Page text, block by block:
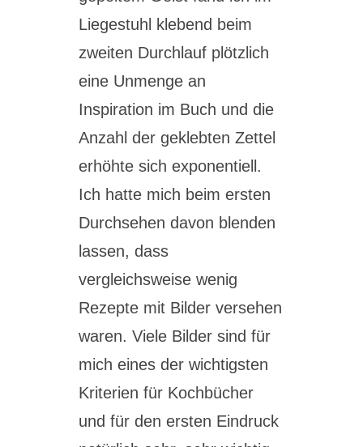
Liegestuhl klebend beim
zweiten Durchlauf plötzlich
eine Unmenge an
Inspiration im Buch und die
Anzahl der geklebten Zettel
erhöhte sich exponentiell.
Ich hatte mich beim ersten
Durchsehen davon blenden
lassen, dass
vergleichsweise wenig
Rezepte mit Bilder versehen
waren. Viele Bilder sind für
mich eines der wichtigsten
Kriterien für Kochbücher
und für den ersten Eindruck